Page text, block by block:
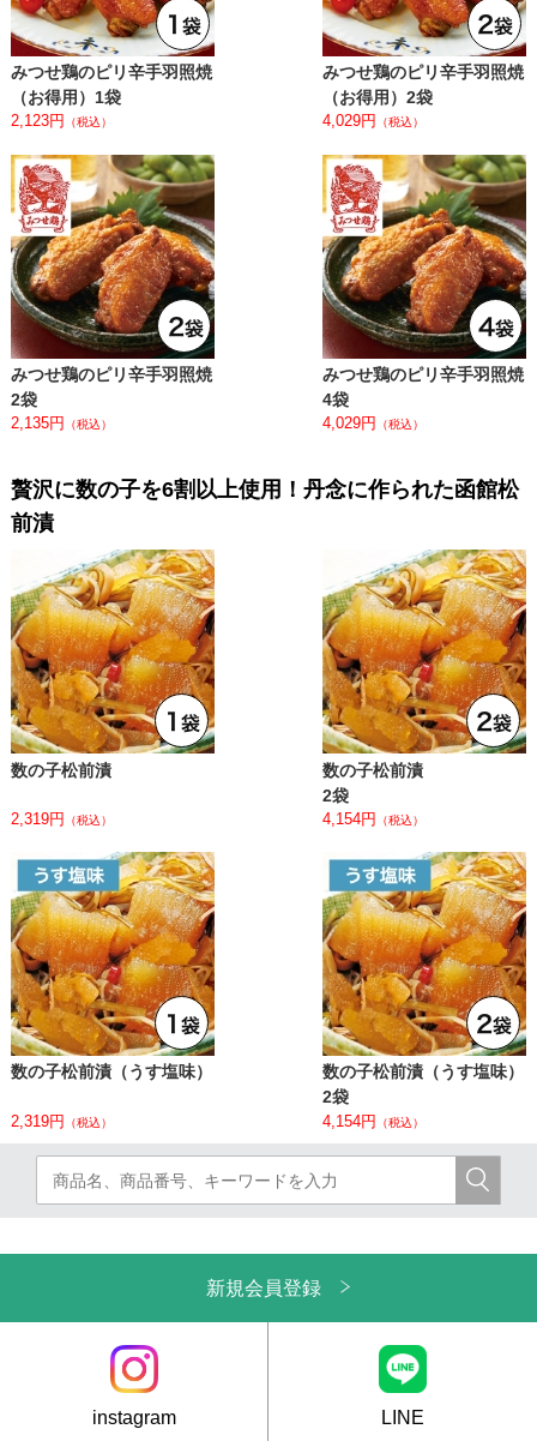
みつせ鶏のピリ⾟⼿⽻照焼
（お得⽤）1袋
2,123円 （税込）
みつせ鶏のピリ⾟⼿⽻照焼
（お得⽤）2袋
4,029円 （税込）
みつせ鶏のピリ辛手羽照焼
2袋
2,135円 （税込）
みつせ鶏のピリ辛手羽照焼
4袋
4,029円 （税込）
贅沢に数の子を6割以上使用！丹念に作られた函館松
前漬
数の子松前漬
2,319円 （税込）
数の子松前漬
2袋
4,154円 （税込）
数の子松前漬（うす塩味）
2,319円 （税込）
数の子松前漬（うす塩味）
2袋
4,154円 （税込）
新規会員登録
instagram LINE